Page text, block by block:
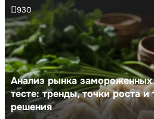
Анализ рынка
тесте: тренды, точки роста и
решения
930